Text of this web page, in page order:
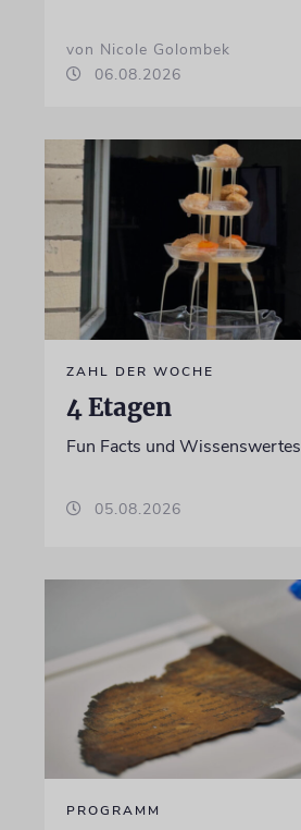
von Nicole Golombek
06.08.2026
ZAHL DER WOCHE
4 Etagen
Fun Facts und Wissenswertes
05.08.2026
PROGRAMM